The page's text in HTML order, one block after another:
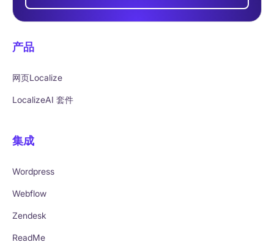
产品
网页Localize
LocalizeAI 套件
集成
Wordpress
Webflow
Zendesk
ReadMe